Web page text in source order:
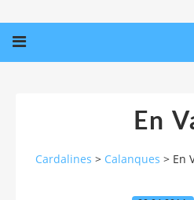
En
Cardalines > Calanques > En